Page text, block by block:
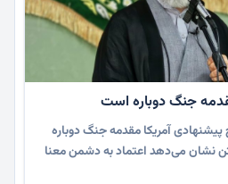
جنگ دوباره است
آمریکا مقدمه جنگ دوباره
نشان می‌دهد اعتماد به دشمن معنا